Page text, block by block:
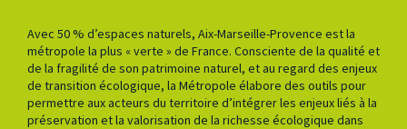
Avec 50 % d’espaces naturels, Aix-Marseille-Provence est la
métropole la plus « verte » de France. Consciente de la qualité et
de la fragilité de son patrimoine naturel, et au regard des enjeux
de transition écologique, la Métropole élabore des outils pour
permettre aux acteurs du territoire d’intégrer les enjeux liés à la
préservation et la valorisation de la richesse écologique dans